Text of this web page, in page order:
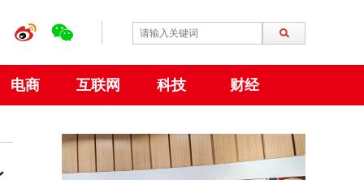
电商 互联网 科技 财经